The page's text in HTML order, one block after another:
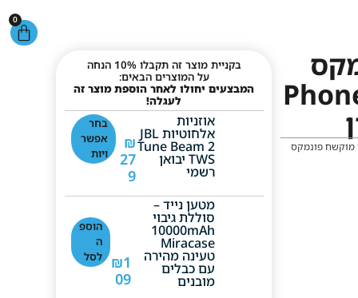
0
פונמקס
בקניית מוצר זה תקבלו 10% הנחה
על המוצרים הבאים:
המבצעים יחולו לאחר הוספת מוצר זה
לעגלה!
אוזניות
אלחוטיות JBL
Tune Beam 2
TWS יבואן
רשמי
₪
27
9
בחר
אפשר
ויות
מטען נייד –
סוללת גיבוי
10000mAh
Miracase
טעינה מהירה
עם כבלים
מובנים
₪1
09
הוספ
ה
לסל